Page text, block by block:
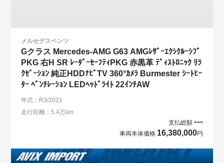
メルセデスベンツ
Gクラス Mercedes-AMG G63 AMGﾚｻﾞｰｴｸｼｸﾙｰｼﾌﾞ
PKG 右H SR ﾚｰﾀﾞｰｾｰﾌﾃｨPKG 赤黒革 ﾃﾞｨｽﾄﾛﾆｯｸ ﾘﾗ
ｸｾﾞｰｼｮﾝ 純正HDDﾅﾋﾞTV 360°ｶﾒﾗ Burmester ｼｰﾄﾋｰ
ﾀｰ ﾍﾞﾝﾁﾚｰｼｮﾝ LEDﾍｯﾄﾞﾗｲﾄ 22ｲﾝﾁAW
年式：R3/2021
走行距離：5.4万km
支払総額 ---
車両本体価格 16,380,000円